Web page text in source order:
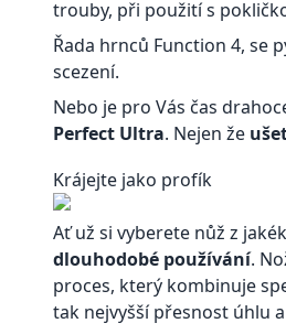
trouby, při použití s
Řada hrnců Function 4, se
scezení.
Nebo je pro Vás čas
Perfect Ultra. Nejen že
Krájejte jako profík
Ať už si vyberete nůž z
dlouhodobé používání.
proces, který kombinuje
tak nejvyšší přesnost úhlu